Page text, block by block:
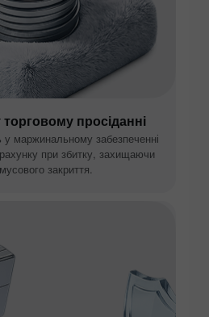
просіданні
маржинальному забезпеченні
при збитку, захищаючи
закриття.